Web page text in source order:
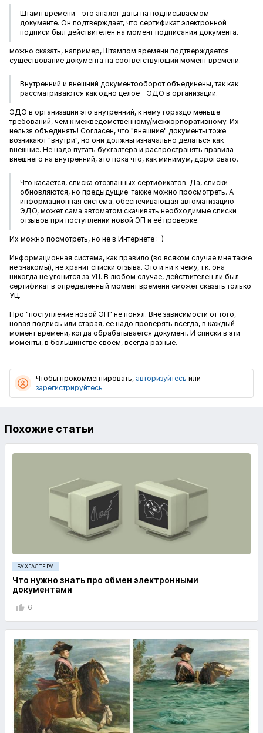
Штамп времени – это аналог даты на подписываемом
документе. Он подтверждает, что сертификат электронной
подписи был действителен на момент подписания документа.
можно сказать, например, Штампом времени подтверждается
существование документа на соответствующий момент времени.
Внутренний и внешний документооборот объединены, так как
рассматриваются как одно целое - ЭДО в организации.
ЭДО в организации это внутренний, к нему гораздо меньше
требований, чем к межведомственному/межкорпоративному. Их
нельзя объединять! Согласен, что "внешние" документы тоже
возникают "внутри", но они должны изначально делаться как
внешние. Не надо путать бухгалтера и распространять правила
внешнего на внутренний, это пока что, как минимум, дороговато.
Что касается, списка отозванных сертификатов. Да, списки
обновляются, но предыдущие также можно просмотреть. А
информационная система, обеспечивающая автоматизацию
ЭДО, может сама автоматом скачивать необходимые списки
отзывов при поступлении новой ЭП и её проверке.
Их можно посмотреть, но не в Интернете :-)
Информационная система, как правило (во всяком случае мне такие
не знакомы), не хранит списки отзыва. Это и ни к чему, т.к. она
никогда не угонится за УЦ. В любом случае, действителен ли был
сертификат в определенный момент времени сможет сказать только
УЦ.
Про "поступление новой ЭП" не понял. Вне зависимости от того,
новая подпись или старая, ее надо проверять всегда, в каждый
момент времени, когда обрабатывается документ. И списки в эти
моменты, в большинстве своем, всегда разные.
Чтобы прокомментировать, авторизуйтесь или
зарегистрируйтесь
Похожие статьи
БУХГАЛТЕРУ
Что нужно знать про обмен электронными
документами
6